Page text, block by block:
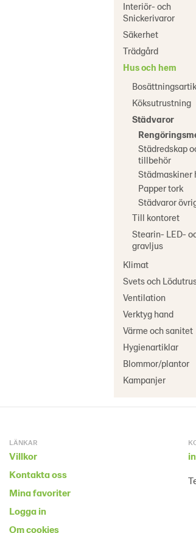
Interiör- och
Snickerivaror
Säkerhet
Trädgård
Hus och hem
Köksutrustning
Städvaror
Städredskap
tillbehör
Städmaskiner
Papper tork
Städvaror
Till kontoret
Stearin- LED-
gravljus
Klimat
Svets och
Ventilation
Verktyg hand
Värme och sanitet
Hygienartiklar
Blommor/plantor
Kampanjer
LÄNKAR
Villkor
Kontakta oss
Mina favoriter
Logga in
Om cookies